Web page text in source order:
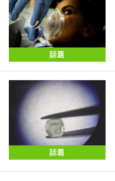
話題
話題